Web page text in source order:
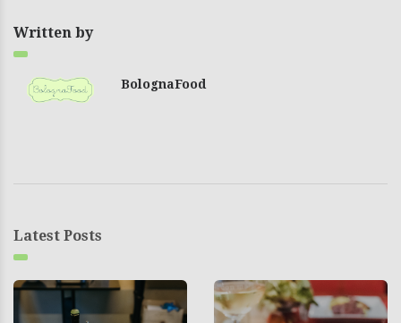
Written by
BolognaFood
Latest Posts